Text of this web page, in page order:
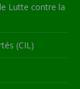
Lutte contre la
(CIL)